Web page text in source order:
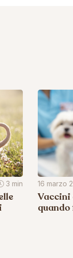
3 min 16 marzo
Vaccini